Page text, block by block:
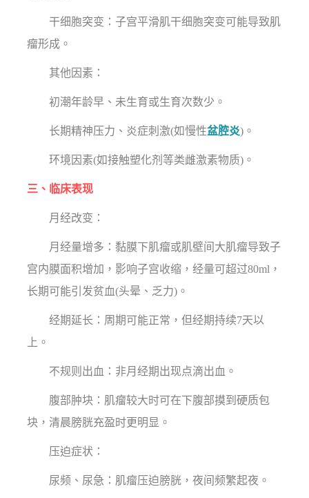
干细胞突变：子宫平滑肌干细胞突变可能导致肌
瘤形成。
其他因素：
初潮年龄早、未生育或生育次数少。
长期精神压力、炎症刺激(如慢性盆腔炎)。
环境因素(如接触塑化剂等类雌激素物质)。
三、临床表现
月经改变：
月经量增多：黏膜下肌瘤或肌壁间大肌瘤导致子
宫内膜面积增加，影响子宫收缩，经量可超过80ml，
长期可能引发贫血(头晕、乏力)。
经期延长：周期可能正常，但经期持续7天以
上。
不规则出血：非月经期出现点滴出血。
腹部肿块：肌瘤较大时可在下腹部摸到硬质包
块，清晨膀胱充盈时更明显。
压迫症状：
尿频、尿急：肌瘤压迫膀胱，夜间频繁起夜。